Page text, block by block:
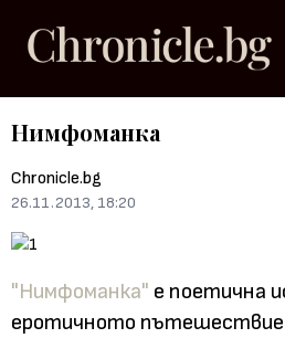
Нимфоманка
Chronicle.bg
26.11.2013, 18:20
"Нимфоманка" е поетична
еротичното пътешествие